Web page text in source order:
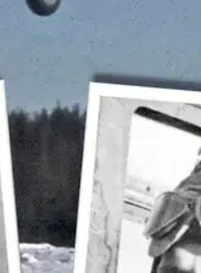
(s. 1924) suoritti sotilassähköttäjän
komennuksen Lentolaivue 46:een
konekivääriampujana jatkosodan
ja Lapin sodassa. Sodan jälkeen
urheiluharrastus johti eläkkeellä
veli ei ehtinyt sotalennoille. Vuonna
ja moottoritarkastajana jääden
tarkistettua. Näin kaikkia kirjan
kohteelle ja pudottivat pommit. Suhonen
moottorilla?